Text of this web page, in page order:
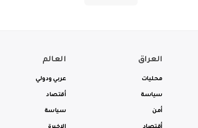
العراق
محليات
سياسة
أمن
العالم
عربي ودولي
أقتصاد
سياسة